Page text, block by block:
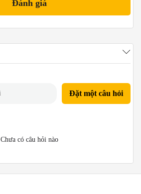
Đặt một câu hỏi
Chưa có câu hỏi nào